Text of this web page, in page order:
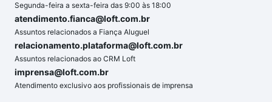
Segunda-feira a sexta-feira das 9:00 às 18:00
atendimento.fianca@loft.com.br
Assuntos relacionados a Fiança Aluguel
relacionamento.plataforma@loft.com.br
Assuntos relacionados ao CRM Loft
imprensa@loft.com.br
Atendimento exclusivo aos profissionais de imprensa